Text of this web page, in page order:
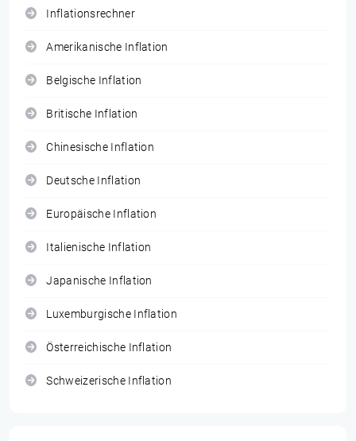
Inflationsrechner
Amerikanische Inflation
Belgische Inflation
Britische Inflation
Chinesische Inflation
Deutsche Inflation
Europäische Inflation
Italienische Inflation
Japanische Inflation
Luxemburgische Inflation
Österreichische Inflation
Schweizerische Inflation